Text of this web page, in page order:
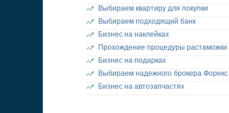
Выбираем квартиру для покупки
Выбираем подходящий банк
Бизнес на наклейках
Прохождение процедуры растаможки
Бизнес на подарках
Выбираем надежного брокера Форекс
Бизнес на автозапчастях